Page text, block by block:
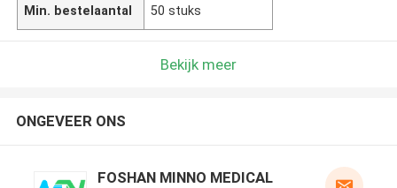
Min. bestelaantal 50 stuks
Bekijk meer
ONGEVEER ONS
FOSHAN MINNO MEDICAL